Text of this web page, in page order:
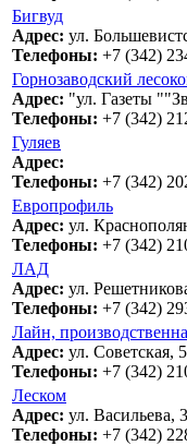
Бигвуд
Адрес: ул.
Телефоны: +7 (342)
Горнозаводский
Адрес: "ул. Газеты
Телефоны: +7 (342)
Гуляев
Адрес:
Телефоны: +7 (342)
Европрофиль
Адрес: ул.
Телефоны: +7 (342)
ЛАД
Адрес: ул.
Телефоны: +7 (342)
Лайн,
Адрес: ул. Советская,
Телефоны: +7 (342)
Леском
Адрес: ул. Васильева,
Телефоны: +7 (342)